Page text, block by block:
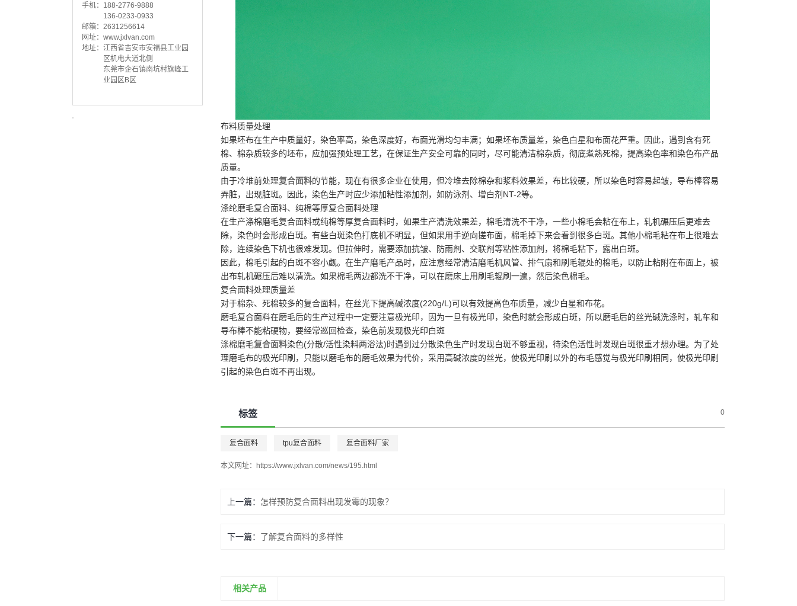
TPE复合面料
手机： 188-2776-9888
136-0233-0933
邮箱： 2631256614
网址： www.jxlvan.com
地址： 江西省吉安市安福县工业园
区机电大道北侧
东莞市企石镇南坑村旗峰工
业园区B区
布料质量处理
如果坯布在生产中质量好，染色率高，染色深度好，布面光滑均匀丰满；如果坯布质量差，染色白星和布面花严重。因此，遇到含有死
棉、棉杂质较多的坯布，应加强预处理工艺，在保证生产安全可靠的同时，尽可能清洁棉杂质，彻底煮熟死棉，提高染色率和染色布产品
质量。
由于冷堆前处理复合面料的节能，现在有很多企业在使用，但冷堆去除棉杂和浆料效果差，布比较硬，所以染色时容易起皱，导布棒容易
弄脏，出现脏斑。因此，染色生产时应少添加粘性添加剂，如防泳剂、增白剂NT-2等。
涤纶磨毛复合面料、纯棉等厚复合面料处理
在生产涤棉磨毛复合面料或纯棉等厚复合面料时，如果生产清洗效果差，棉毛清洗不干净，一些小棉毛会粘在布上，轧机碾压后更难去
除，染色时会形成白斑。有些白斑染色打底机不明显，但如果用手逆向搓布面，棉毛掉下来会看到很多白斑。其他小棉毛粘在布上很难去
除，连续染色下机也很难发现。但拉伸时，需要添加抗皱、防雨剂、交联剂等粘性添加剂，将棉毛粘下，露出白斑。
因此，棉毛引起的白斑不容小觑。在生产磨毛产品时，应注意经常清洁磨毛机风管、排气扇和刷毛辊处的棉毛，以防止粘附在布面上，被
出布轧机碾压后难以清洗。如果棉毛两边都洗不干净，可以在磨床上用刷毛辊刷一遍，然后染色棉毛。
复合面料处理质量差
对于棉杂、死棉较多的复合面料，在丝光下提高碱浓度(220g/L)可以有效提高色布质量，减少白星和布花。
磨毛复合面料在磨毛后的生产过程中一定要注意极光印，因为一旦有极光印，染色时就会形成白斑，所以磨毛后的丝光碱洗涤时，轧车和
导布棒不能粘硬物，要经常巡回检查，染色前发现极光印白斑
涤棉磨毛复合面料染色(分散/活性染料两浴法)时遇到过分散染色生产时发现白斑不够重视，待染色活性时发现白斑很重才想办理。为了处
理磨毛布的极光印刷，只能以磨毛布的磨毛效果为代价，采用高碱浓度的丝光，使极光印刷以外的布毛感觉与极光印刷相同，使极光印刷
引起的染色白斑不再出现。
标签 0
复合面料 tpu复合面料 复合面料厂家
本文网址： https://www.jxlvan.com/news/195.html
上一篇： 怎样预防复合面料出现发霉的现象？
下一篇： 了解复合面料的多样性
相关产品